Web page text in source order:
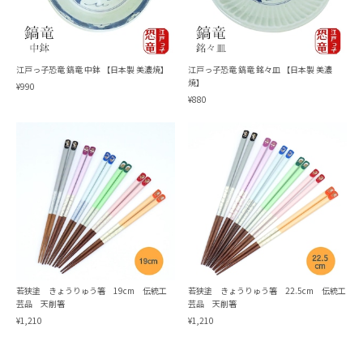
江戸っ子恐竜 鎬竜 中鉢 【日本製 美濃焼】
¥990
江戸っ子恐竜 鎬竜 銘々皿 【日本製 美濃
焼】
¥880
若狭塗 きょうりゅう箸 19cm 伝統工
芸品 天削箸
¥1,210
若狭塗 きょうりゅう箸 22.5cm 伝統工
芸品 天削箸
¥1,210